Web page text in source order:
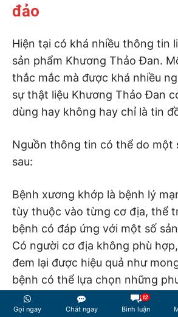
đảo
Hiện tại có khá nhiều thông tin
sản phẩm Khương Thảo Đan.
thắc mắc mà được khá nhiều
sự thật liệu Khương Thảo Đan
dùng hay không hay chỉ là tin
Nguồn thông tin có thể do một
sau:
Bệnh xương khớp là bệnh lý
tùy thuộc vào từng cơ địa, thể
bệnh có đáp ứng với một số
Có người cơ địa không phù
đem lại được hiệu quả như
bệnh có thể lựa chọn những
để theo dõi thêm.
Gọi ngay Chát ngay
12
Bình luận